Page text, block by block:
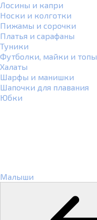
Лосины и капри
Носки и колготки
Пижамы и сорочки
Платья и сарафаны
Туники
Футболки, майки и топы
Халаты
Шарфы и манишки
Шапочки для плавания
Юбки
Малыши